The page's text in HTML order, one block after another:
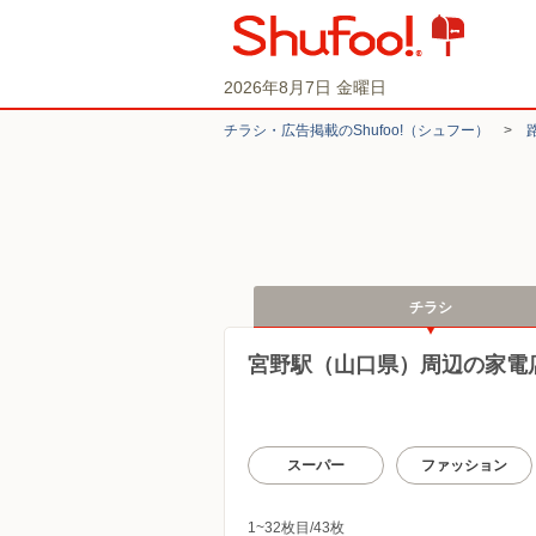
2026年8月7日 金曜日
チラシ・​広告掲載の​Shufoo!​（シュフー） >
チラシ
宮野駅（山口県）周辺の家電
スーパー ファッション
1~32枚目/43枚